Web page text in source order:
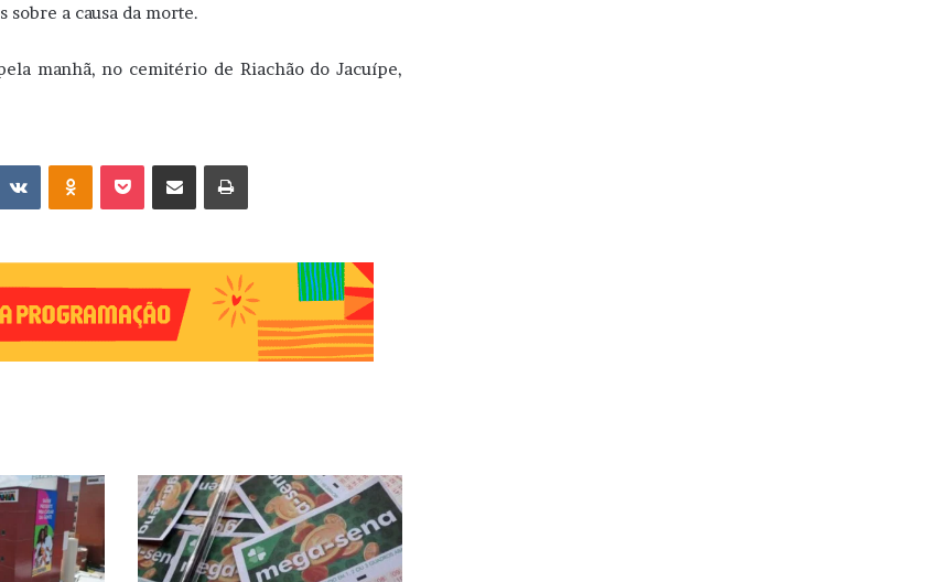
a causa da morte.
manhã, no cemitério de Riachão do Jacuípe,
VK OK